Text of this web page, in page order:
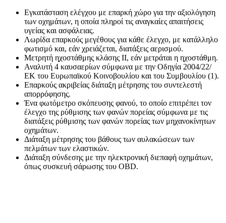
Εγκατάσταση ελέγχου με επαρκή χώρο για την αξιολόγηση
των οχημάτων, η οποία πληροί τις αναγκαίες απαιτήσεις
υγείας και ασφάλειας.
Λωρίδα επαρκούς μεγέθους για κάθε έλεγχο, με κατάλληλο
φωτισμό και, εάν χρειάζεται, διατάξεις αερισμού.
Μετρητή ηχοστάθμης κλάσης ΙΙ, εάν μετράται η ηχοστάθμη.
Αναλυτή 4 καυσαερίων σύμφωνα με την Οδηγία 2004/22/
ΕΚ του Ευρωπαϊκού Κοινοβουλίου και του Συμβουλίου (1).
Επαρκούς ακριβείας διάταξη μέτρησης του συντελεστή
απορρόφησης.
Ένα φωτόμετρο σκόπευσης φανού, το οποίο επιτρέπει τον
έλεγχο της ρύθμισης των φανών πορείας σύμφωνα με τις
διατάξεις ρύθμισης των φανών πορείας των μηχανοκίνητων
οχημάτων.
Διάταξη μέτρησης του βάθους των αυλακώσεων των
πελμάτων των ελαστικών.
Διάταξη σύνδεσης με την ηλεκτρονική διεπαφή οχημάτων,
όπως συσκευή σάρωσης του OBD.